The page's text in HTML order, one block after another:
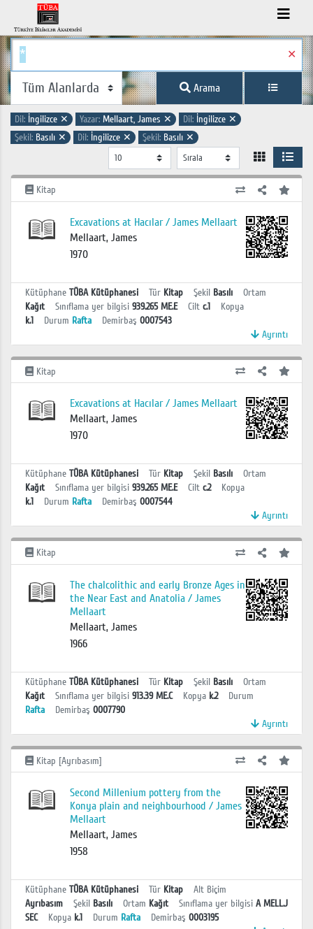
✕
Arama
Dil: İngilizce ✕ Yazar: Mellaart, James ✕ Dil: İngilizce ✕
Şekil: Basılı ✕ Dil: İngilizce ✕ Şekil: Basılı ✕
Kitap
Excavations at Hacılar / James Mellaart
Mellaart, James
1970
Kütüphane TÜBA Kütüphanesi Tür Kitap Şekil Basılı
Ortam
Kağıt
Sınıflama yer bilgisi 939.265 ME.E Cilt c.1
Kopya
k.1
Durum Rafta Demirbaş 0007543
Ayrıntı
Kitap
Excavations at Hacılar / James Mellaart
Mellaart, James
1970
Kütüphane TÜBA Kütüphanesi Tür Kitap Şekil Basılı
Ortam
Kağıt
Sınıflama yer bilgisi 939.265 ME.E Cilt c.2
Kopya
k.1
Durum Rafta Demirbaş 0007544
Ayrıntı
Kitap
The chalcolithic and early Bronze Ages in
the Near East and Anatolia / James
Mellaart
Mellaart, James
1966
Kütüphane TÜBA Kütüphanesi Tür Kitap Şekil Basılı
Ortam
Kağıt
Sınıflama yer bilgisi 913.39 ME.C Kopya k.2
Durum
Rafta
Demirbaş 0007790
Ayrıntı
Kitap [Ayrıbasım]
Second Millenium pottery from the
Konya plain and neighbourhood / James
Mellaart
Mellaart, James
1958
Kütüphane TÜBA Kütüphanesi Tür Kitap
Alt Biçim
Ayrıbasım
Şekil Basılı Ortam Kağıt Sınıflama yer bilgisi A MELL.J
SEC
Kopya k.1 Durum Rafta Demirbaş 0003195